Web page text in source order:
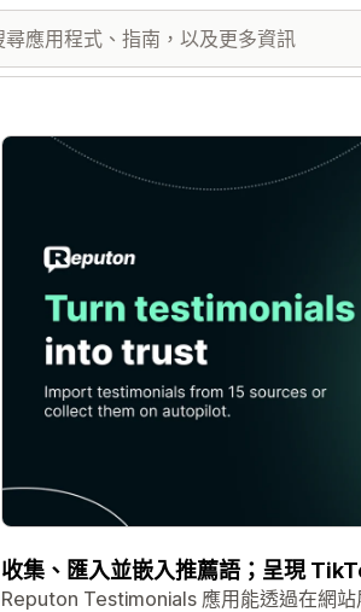
主要圖片圖庫
收集、匯入並嵌入推薦語；呈現
Reputon Testimonials 應用能透過在網